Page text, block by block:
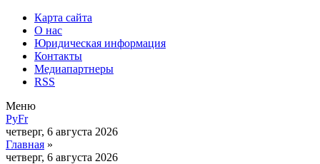
Карта сайта
О нас
Юридическая информация
Контакты
Медиапартнеры
RSS
Меню
РуFr
четверг, 6 августа 2026
Главная »
четверг, 6 августа 2026